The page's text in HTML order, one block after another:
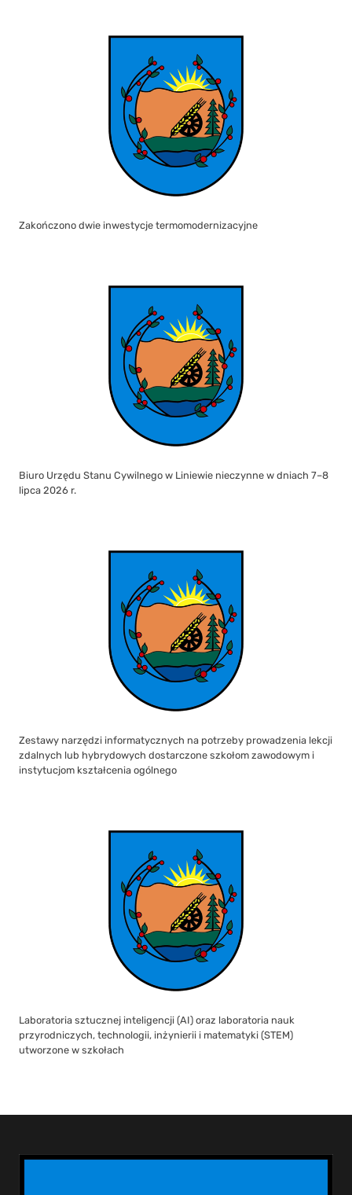
Zakończono dwie inwestycje termomodernizacyjne
Biuro Urzędu Stanu Cywilnego w Liniewie nieczynne w dniach 7–8
lipca 2026 r.
Zestawy narzędzi informatycznych na potrzeby prowadzenia lekcji
zdalnych lub hybrydowych dostarczone szkołom zawodowym i
instytucjom kształcenia ogólnego
Laboratoria sztucznej inteligencji (AI) oraz laboratoria nauk
przyrodniczych, technologii, inżynierii i matematyki (STEM)
utworzone w szkołach